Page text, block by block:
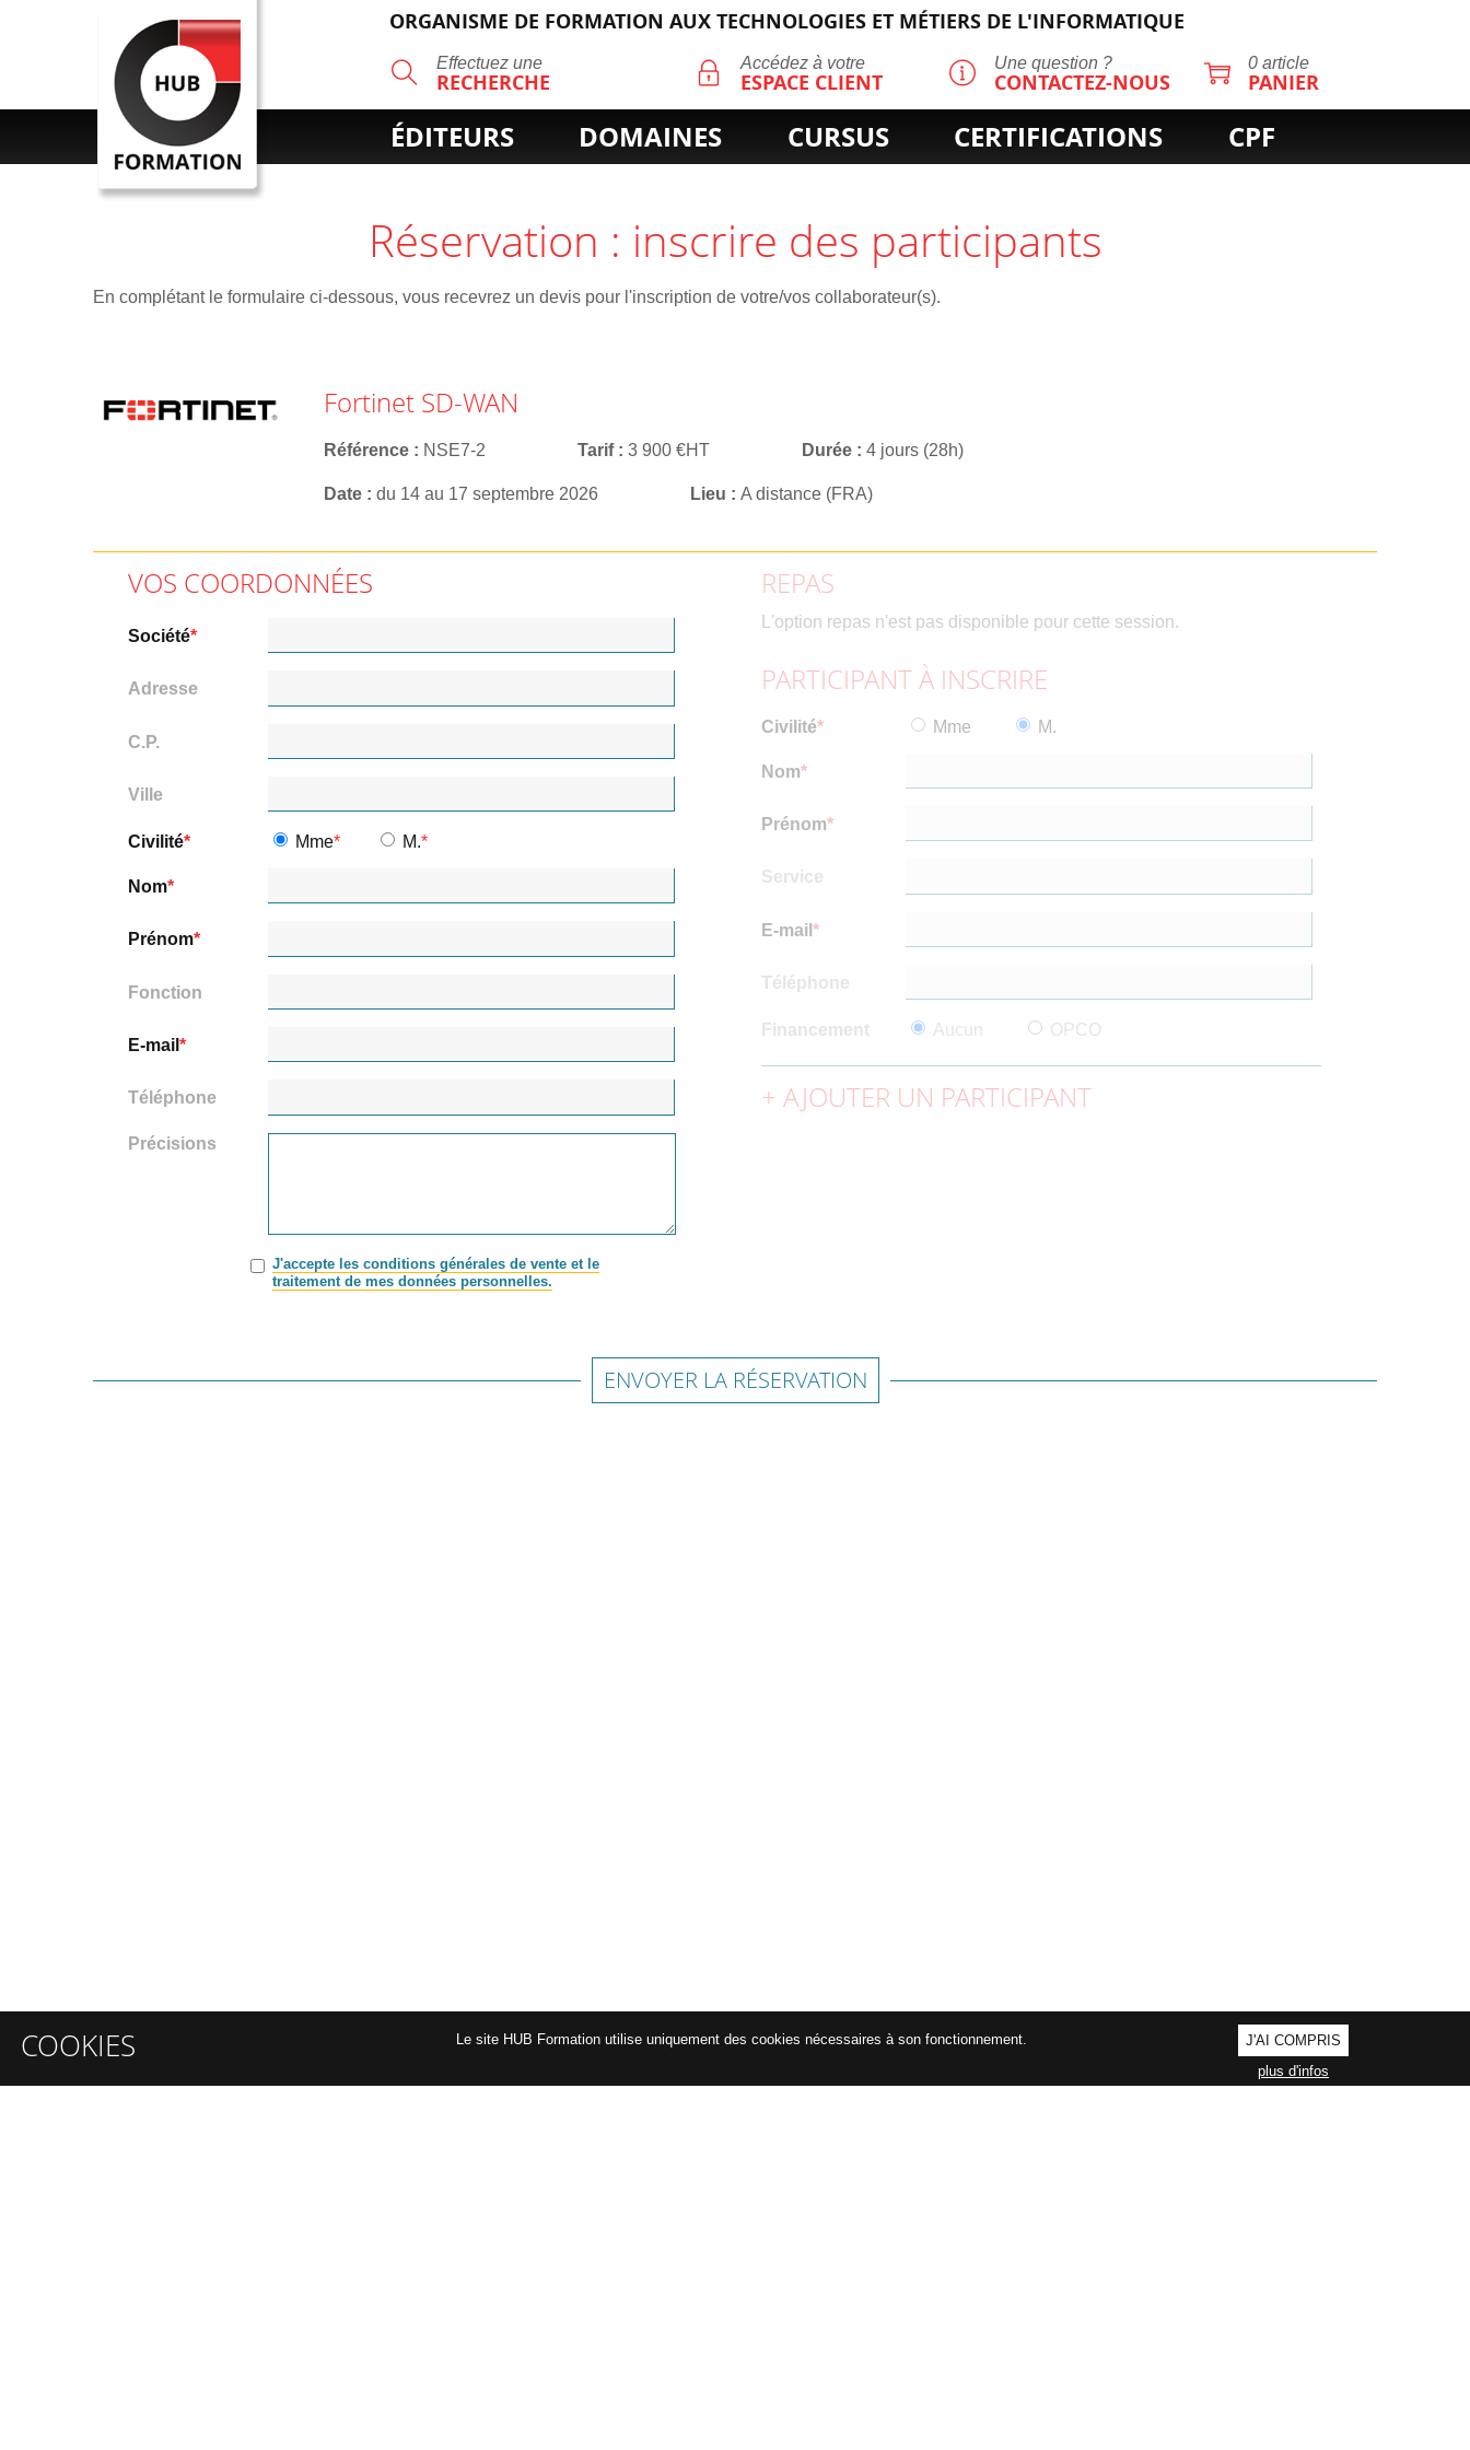
ORGANISME DE FORMATION AUX TECHNOLOGIES ET MÉTIERS DE L'INFORMATIQUE
Effectuez une
RECHERCHE
RECHERCHE Accédez à votre
ESPACE CLIENT
Une question ?
CONTACTEZ-NOUS
0 article
PANIER
ÉDITEURS DOMAINES CURSUS CERTIFICATIONS CPF
Réservation : inscrire des participants
En complétant le formulaire ci-dessous, vous recevrez un devis pour l'inscription de votre/vos collaborateur(s).
Fortinet SD-WAN
Référence NSE7-2 Tarif 3 900 €HT Durée 4 jours (28h)
Date du 14 au 17 septembre 2026 Lieu A distance (FRA)
VOS COORDONNÉES
Société
Adresse
C.P.
Ville
Civilité Mme M.
Nom
Prénom
Fonction
E-mail
Téléphone
Précisions
J'accepte les conditions générales de vente et le
traitement de mes données personnelles.
REPAS
L'option repas n'est pas disponible pour cette session.
PARTICIPANT À INSCRIRE
Civilité Mme M.
Nom
Prénom
Service
E-mail
Téléphone
Financement Aucun OPCO
AJOUTER UN PARTICIPANT
ENVOYER LA RÉSERVATION
COOKIES Le site HUB Formation utilise uniquement des cookies nécessaires à son fonctionnement.
J'AI COMPRIS
plus d'infos